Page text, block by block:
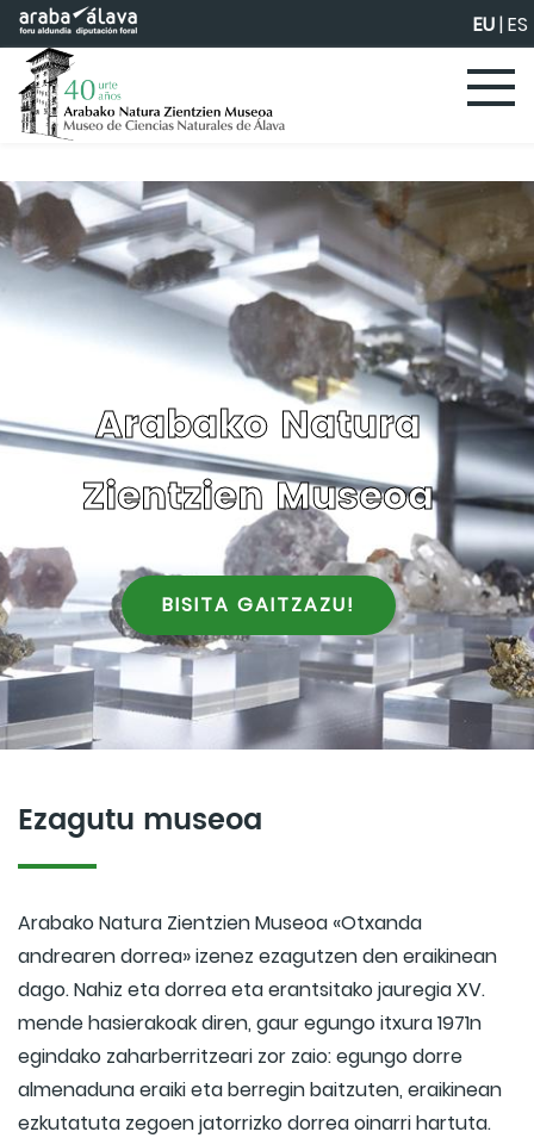
Eduki nagusira joan EU|ES
Arabako Natura
Zientzien Museoa
BISITA GAITZAZU!
Ezagutu museoa
Arabako Natura Zientzien Museoa «Otxanda
andrearen dorrea» izenez ezagutzen den eraikinean
dago. Nahiz eta dorrea eta erantsitako jauregia XV.
mende hasierakoak diren, gaur egungo itxura 1971n
egindako zaharberritzeari zor zaio: egungo dorre
almenaduna eraiki eta berregin baitzuten, eraikinean
ezkutatuta zegoen jatorrizko dorrea oinarri hartuta.